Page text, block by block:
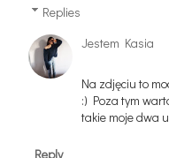
Replies
Jestem Kasia
Na zdjęciu to
:) Poza tym
takie moje dwa
Reply